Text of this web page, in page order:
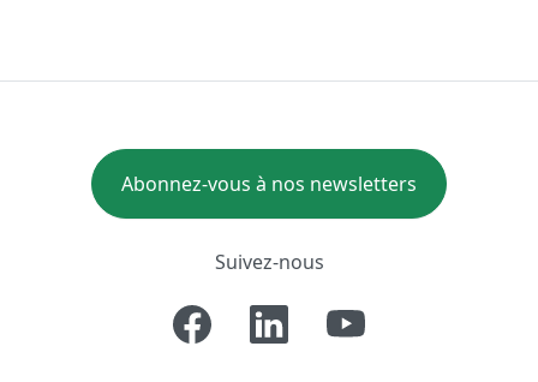
Abonnez-vous à nos newsletters
Suivez-nous